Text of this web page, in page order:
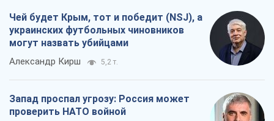
Чей будет Крым, тот и победит (NSJ), а
украинских футбольных чиновников
могут назвать убийцами
Александр Кирш 5,2 т.
Запад проспал угрозу: Россия может
проверить НАТО войной